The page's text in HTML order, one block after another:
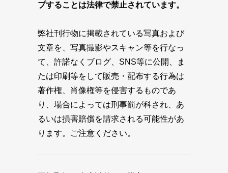
プすることは法律で禁止されています。
弊社刊行物に掲載されている写真および
文章を、写真撮影やスキャン等を行なっ
て、許諾なくブログ、SNS等に公開、ま
たは印刷等をして販売・配布する行為は
著作権、肖像権等を侵害するものであ
り、場合によっては刑事罰が科され、あ
るいは損害賠償を請求される可能性があ
ります。ご注意ください。